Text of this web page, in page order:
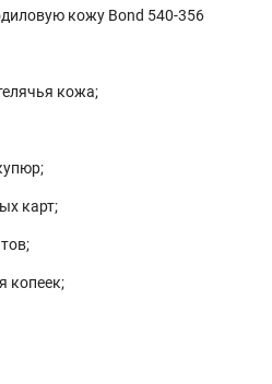
кожу Bond 540-356
кожа;
карт;
копеек;